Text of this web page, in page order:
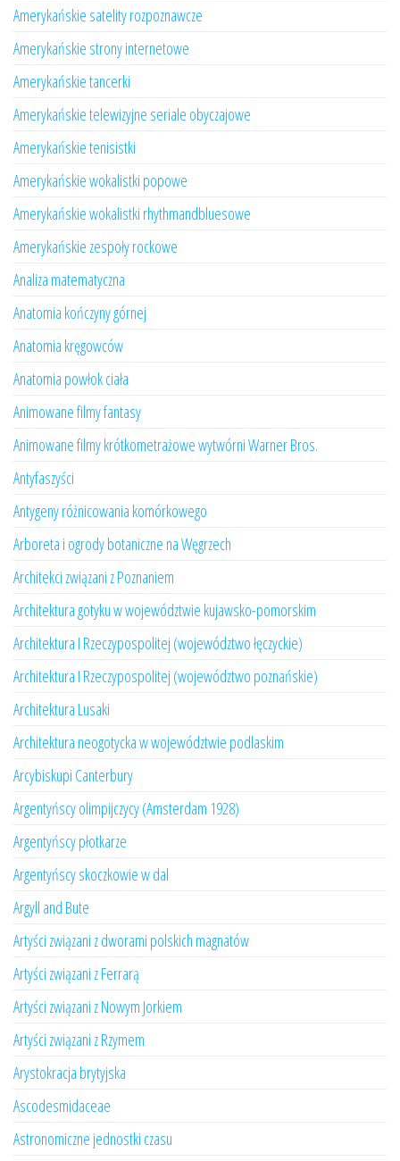
Amerykańskie satelity rozpoznawcze
Amerykańskie strony internetowe
Amerykańskie tancerki
Amerykańskie telewizyjne seriale obyczajowe
Amerykańskie tenisistki
Amerykańskie wokalistki popowe
Amerykańskie wokalistki rhythmandbluesowe
Amerykańskie zespoły rockowe
Analiza matematyczna
Anatomia kończyny górnej
Anatomia kręgowców
Anatomia powłok ciała
Animowane filmy fantasy
Animowane filmy krótkometrażowe wytwórni Warner Bros.
Antyfaszyści
Antygeny różnicowania komórkowego
Arboreta i ogrody botaniczne na Węgrzech
Architekci związani z Poznaniem
Architektura gotyku w województwie kujawsko-pomorskim
Architektura I Rzeczypospolitej (województwo łęczyckie)
Architektura I Rzeczypospolitej (województwo poznańskie)
Architektura Lusaki
Architektura neogotycka w województwie podlaskim
Arcybiskupi Canterbury
Argentyńscy olimpijczycy (Amsterdam 1928)
Argentyńscy płotkarze
Argentyńscy skoczkowie w dal
Argyll and Bute
Artyści związani z dworami polskich magnatów
Artyści związani z Ferrarą
Artyści związani z Nowym Jorkiem
Artyści związani z Rzymem
Arystokracja brytyjska
Ascodesmidaceae
Astronomiczne jednostki czasu